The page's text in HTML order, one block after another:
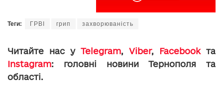
Теги: ГРВІ грип захворюваність
Читайте нас у Telegram, Viber, Facebookта
Instagram: головні новини Тернополя та
області.